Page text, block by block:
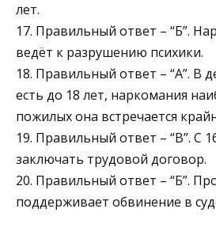
лет.
17. Правильный ответ – “Б”.
ведёт к разрушению психики.
18. Правильный ответ – “А”. В
есть до 18 лет, наркомания
пожилых она встречается
19. Правильный ответ – “В”. С
заключать трудовой договор.
20. Правильный ответ – “Б”.
поддерживает обвинение в